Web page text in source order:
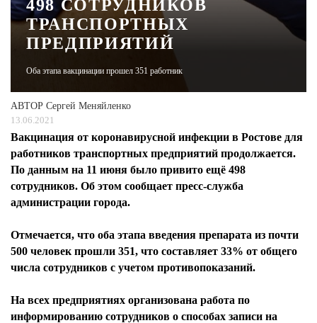
ЖУРНАЛ
498 СОТРУДНИКОВ
ТРАНСПОРТНЫХ
ПРЕДПРИЯТИЙ
Оба этапа вакцинации прошел 351 работник
АВТОР Сергей Меняйленко
13.06.2021
Вакцинация от коронавирусной инфекции в Ростове для
работников транспортных предприятий продолжается.
По данным на 11 июня было привито ещё 498
сотрудников. Об этом сообщает пресс-служба
администрации города.
Отмечается, что оба этапа введения препарата из почти
500 человек прошли 351, что составляет 33% от общего
числа сотрудников с учетом противопоказаний.
На всех предприятиях организована работа по
информированию сотрудников о способах записи на